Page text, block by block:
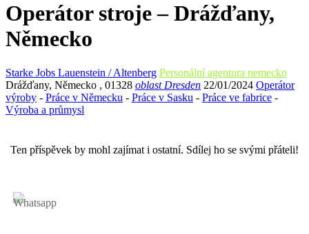
Operátor stroje – Drážďany,
Německo
Starke Jobs Lauenstein / Altenberg Personální agentura nemecko
Drážďany, Německo , 01328 oblast Dresden 22/01/2024 Operátor
výroby - Práce v Německu - Práce v Sasku - Práce ve fabrice -
Výroba a průmysl
Ten příspěvek by mohl zajímat i ostatní. Sdílej ho se svými přáteli!